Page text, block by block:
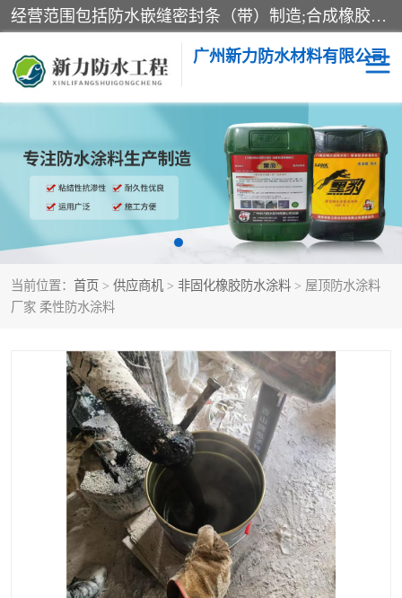
经营范围包括防水嵌缝密封条（带）制造;合成橡胶制造（监控化学品、危险化学品除外）;沥青混合物制造;防水胶粘带制造;其他合成材料制造（监控化学品、危险化学品除外）;涂料制造（监控化学品、危险化学品除外）;建筑结构防水补漏;防水建筑材料制造;粘合剂制造（监控化学品、危险化学品除外）;涂料零售;广州新力防水材料有限公司具有1处分支机构。
广州新力防水材料有限公司
当前位置： 首页 > 供应商机 > 非固化橡胶防水涂料 > 屋顶防水涂料
厂家 柔性防水涂料
黑豹防水胶 建筑108胶水
乳化沥青防水涂料 自粘卷材
非固化橡胶防水涂料